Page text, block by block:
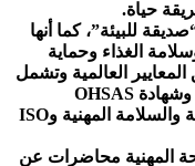
حياة.
للبيئة”، كما أنها
الغذاء وحماية
العالمية وتشمل
ISO 2200:2005 لنظام إدارة سلامة الغذاء وشهادة OHSAS
18001:2007 وهو نظام دولي لضمان الصحة والسلامة المهنية وISO
المهنية محاضرات عن